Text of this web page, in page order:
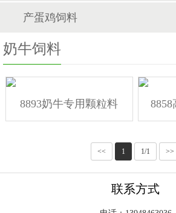
产蛋鸡饲料
奶牛饲料
8893奶牛专用颗粒料
<< 1 1/1 >>
联系方式